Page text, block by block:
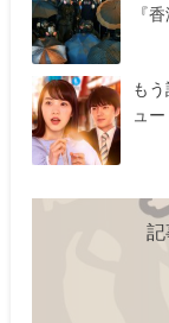
『
も
ュー